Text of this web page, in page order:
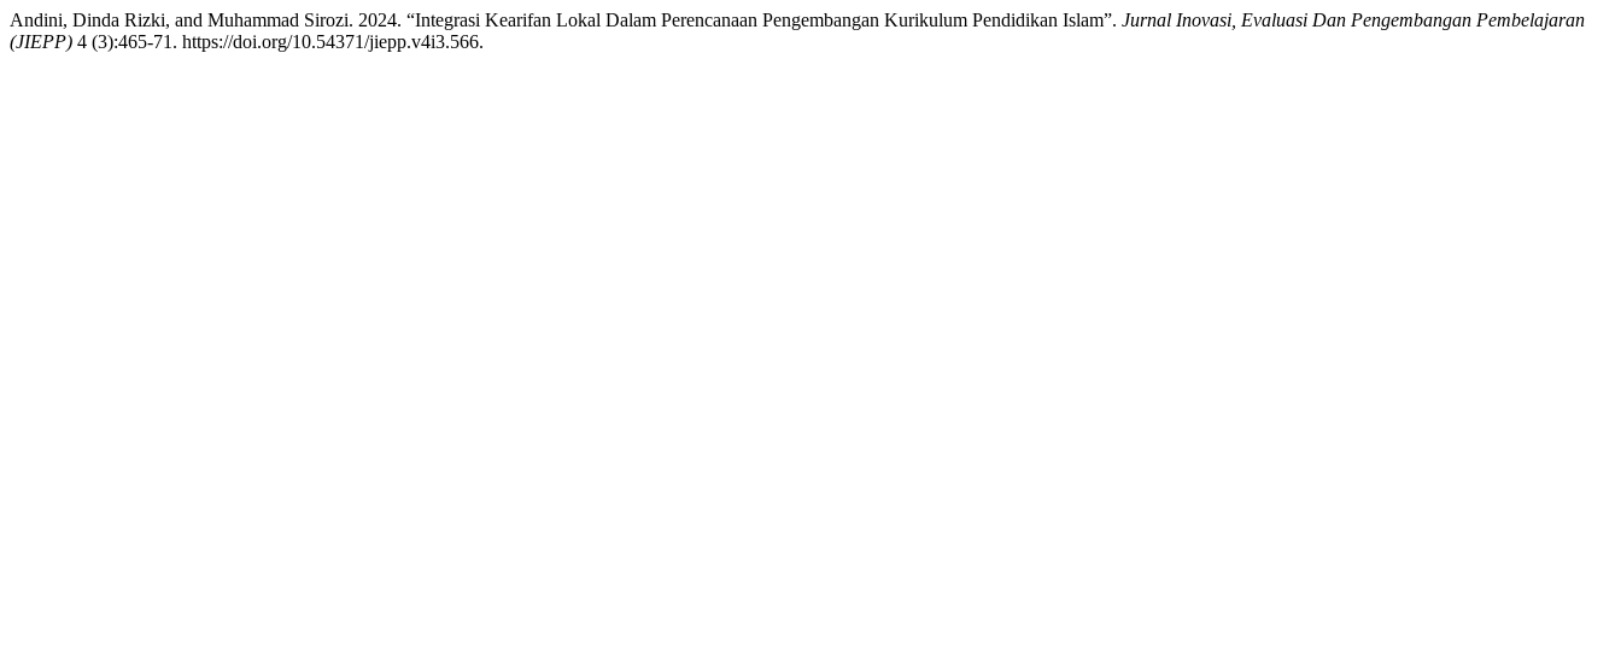
Andini, Dinda Rizki, and Muhammad Sirozi. 2024. “Integrasi Kearifan Lokal Dalam Perencanaan Pengembangan Kurikulum Pendidikan Islam”. Jurnal Inovasi, Evaluasi Dan Pengembangan Pembelajaran
(JIEPP) 4 (3):465-71. https://doi.org/10.54371/jiepp.v4i3.566.